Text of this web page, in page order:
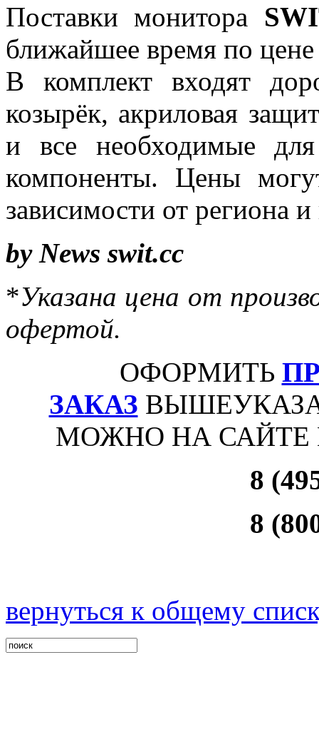
Поставки монитора
ближайшее время по
В комплект входят
козырёк, акриловая
и все необходимые для
компоненты. Цены
зависимости от региона
by News swit.cc
*Указана цена от
офертой.
ОФОРМИТЬ
ЗАКАЗ
МОЖНО НА
8
8
вернуться к общему